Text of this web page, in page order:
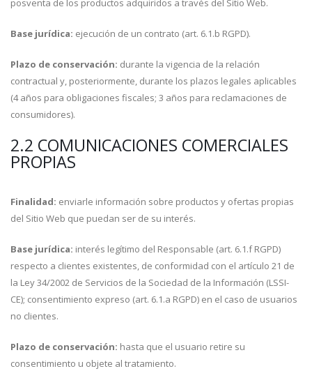
posventa de los productos adquiridos a través del Sitio Web.
Base jurídica: ejecución de un contrato (art. 6.1.b RGPD).
Plazo de conservación: durante la vigencia de la relación
contractual y, posteriormente, durante los plazos legales aplicables
(4 años para obligaciones fiscales; 3 años para reclamaciones de
consumidores).
2.2 COMUNICACIONES COMERCIALES
PROPIAS
Finalidad: enviarle información sobre productos y ofertas propias
del Sitio Web que puedan ser de su interés.
Base jurídica: interés legítimo del Responsable (art. 6.1.f RGPD)
respecto a clientes existentes, de conformidad con el artículo 21 de
la Ley 34/2002 de Servicios de la Sociedad de la Información (LSSI-
CE); consentimiento expreso (art. 6.1.a RGPD) en el caso de usuarios
no clientes.
Plazo de conservación: hasta que el usuario retire su
consentimiento u objete al tratamiento.